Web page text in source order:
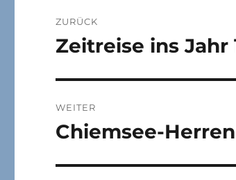
ZURÜCK
Vorheriger
Zeitreise ins Jahr
WEITER
Nächster
Chiemsee-